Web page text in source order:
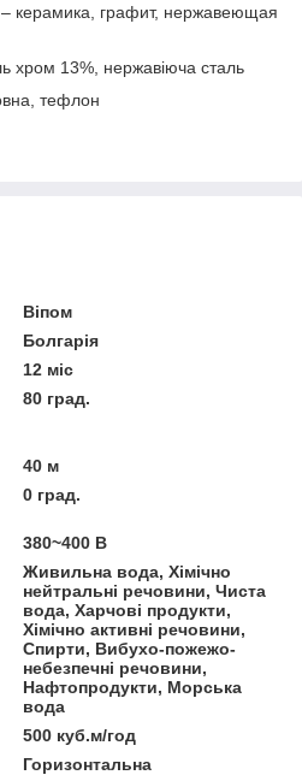
керамика, графит, нержавеющая
хром 13%, нержавіюча сталь
тефлон
Віпом
Болгарія
12 міс
80 град.
40 м
0 град.
380~400 В
Живильна вода, Хімічно
нейтральні речовини, Чиста
вода, Харчові продукти,
Хімічно активні речовини,
Спирти, Вибухо-пожежо-
небезпечні речовини,
Нафтопродукти, Морська
вода
500 куб.м/год
Горизонтальна